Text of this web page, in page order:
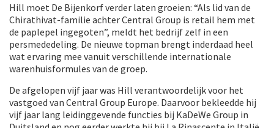
Hill moet De Bijenkorf verder laten groeien: “Als lid van de
Chirathivat-familie achter Central Group is retail hem met
de paplepel ingegoten”, meldt het bedrijf zelf in een
persmededeling. De nieuwe topman brengt inderdaad heel
wat ervaring mee vanuit verschillende internationale
warenhuisformules van de groep.
De afgelopen vijf jaar was Hill verantwoordelijk voor het
vastgoed van Central Group Europe. Daarvoor bekleedde hij
vijf jaar lang leidinggevende functies bij KaDeWe Group in